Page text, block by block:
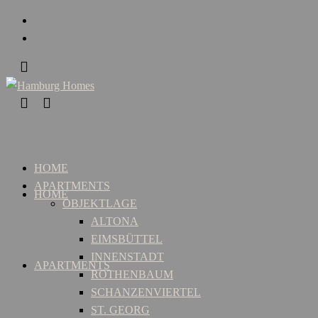
HOME
APARTMENTS
HOME
APARTMENTS
OBJEKTLAGE
ALTONA
EIMSBÜTTEL
INNENSTADT
ROTHENBAUM
SCHANZENVIERTEL
ST. GEORG